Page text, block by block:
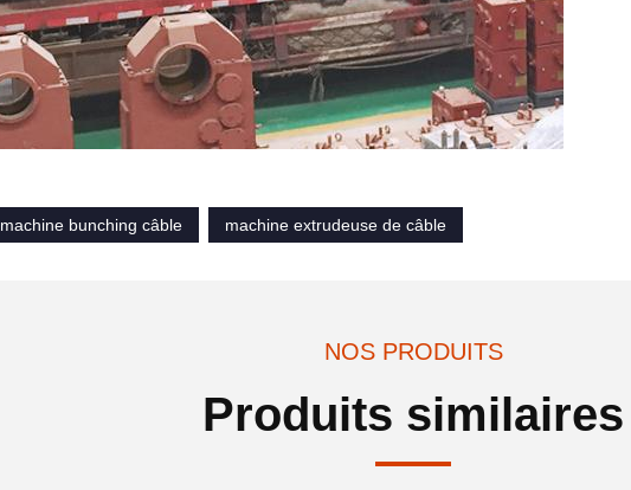
machine bunching câble machine extrudeuse de câble
NOS PRODUITS
Produits similaires